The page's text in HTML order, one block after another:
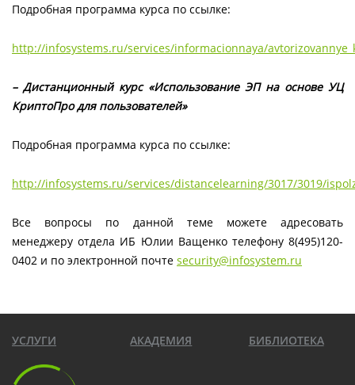
Подробная программа курса по ссылке:
http://infosystems.ru/services/informacionnaya/
– Дистанционный курс «Использование ЭП на основе УЦ
КриптоПро для пользователей»
Подробная программа курса по ссылке:
http://infosystems.ru/services/distancelearning/3017/3019/
Все вопросы по данной теме можете адресовать
менеджеру отдела ИБ Юлии Ващенко телефону 8(495)120-
0402 и по электронной почте security@infosystem.ru
УСЛУГИ АКАДЕМИЯ БИБЛИОТЕКА